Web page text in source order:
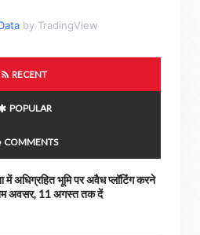
by TradingView
RECENT
POPULAR
COMMENTS
में अधिग्रहित भूमि पर अवैध प्लॉटिंग करने
अवसर, 11 अगस्त तक दें